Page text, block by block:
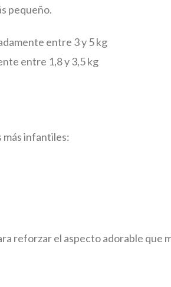
pequeño.
entre 3 y 5 kg
entre 1,8 y 3,5 kg
más infantiles:
reforzar el aspecto adorable que